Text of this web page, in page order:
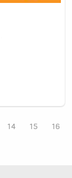
14 15 16